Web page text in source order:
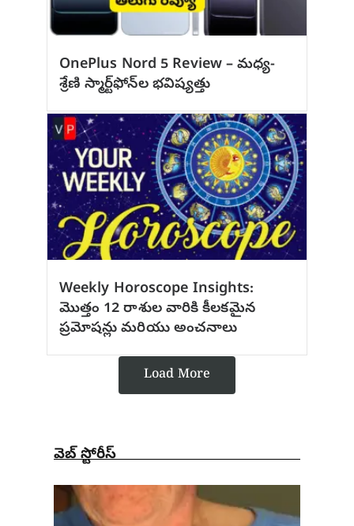
OnePlus Nord 5 Review – మధ్య-
శ్రేణి స్మార్ట్‌ఫోన్‌ల భవిష్యత్తు
Weekly Horoscope Insights:
మొత్తం 12 రాశుల వారికి కీలకమైన
ప్రమోషన్లు మరియు అంచనాలు
Load More
వెబ్ స్టోరీస్